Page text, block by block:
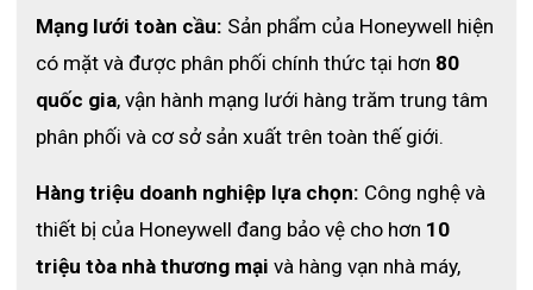
Mạng lưới toàn cầu: Sản phẩm của Honeywell hiện
có mặt và được phân phối chính thức tại hơn 80
quốc gia, vận hành mạng lưới hàng trăm trung tâm
phân phối và cơ sở sản xuất trên toàn thế giới.
Hàng triệu doanh nghiệp lựa chọn: Công nghệ và
thiết bị của Honeywell đang bảo vệ cho hơn 10
triệu tòa nhà thương mại và hàng vạn nhà máy,